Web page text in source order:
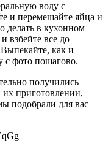
воду с
и перемешайте яйца и
делать в кухонном
взбейте все до
как и
с фото пошагово.
получились
приготовлении,
подобрали для вас